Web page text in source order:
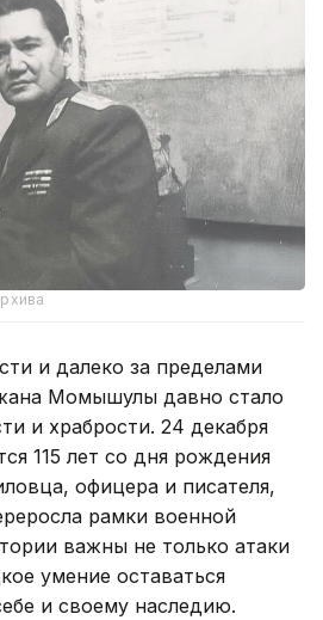
и далеко за пределами
Момышулы давно стало
и храбрости. 24 декабря
115 лет со дня рождения
офицера и писателя,
рамки военной
важны не только атаки
умение оставаться
и своему наследию.